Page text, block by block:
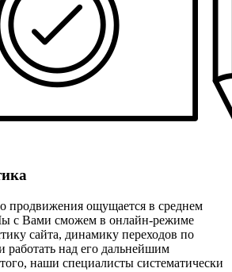
продвижения ощущается в среднем
с Вами сможем в онлайн-режиме
сайта, динамику переходов по
работать над его дальнейшим
наши специалисты систематически